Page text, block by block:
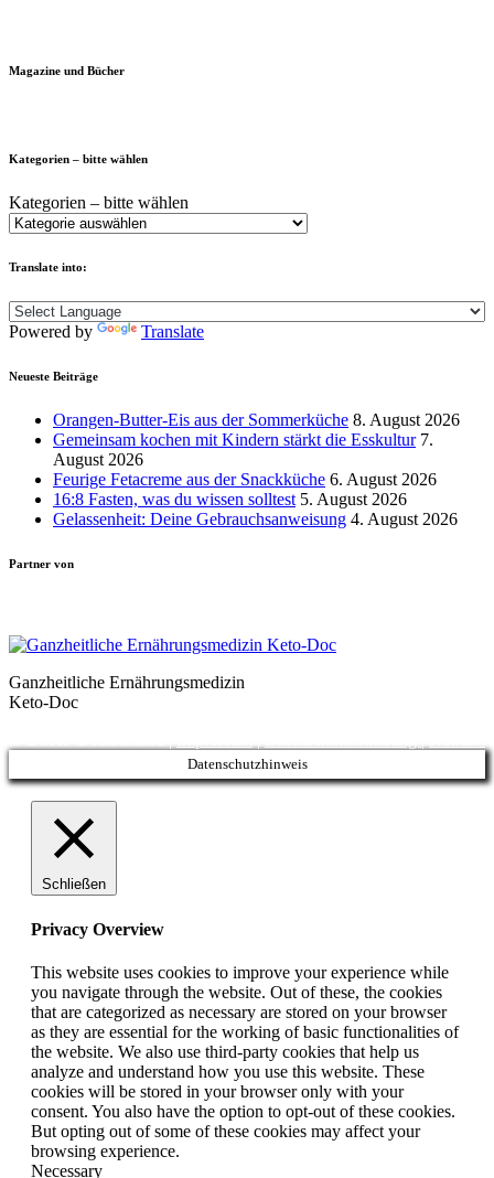
Magazine und Bücher
Kategorien – bitte wählen
Kategorien – bitte wählen
Translate into:
Powered by Translate
Neueste Beiträge
Orangen-Butter-Eis aus der Sommerküche 8. August 2026
Gemeinsam kochen mit Kindern stärkt die Esskultur 7.
August 2026
Feurige Fetacreme aus der Snackküche 6. August 2026
16:8 Fasten, was du wissen solltest 5. August 2026
Gelassenheit: Deine Gebrauchsanweisung 4. August 2026
Partner von
Ganzheitliche Ernährungsmedizin
Keto-Doc
Datenschutzhinweis
Schließen
Privacy Overview
This website uses cookies to improve your experience while
you navigate through the website. Out of these, the cookies
that are categorized as necessary are stored on your browser
as they are essential for the working of basic functionalities of
the website. We also use third-party cookies that help us
analyze and understand how you use this website. These
cookies will be stored in your browser only with your
consent. You also have the option to opt-out of these cookies.
But opting out of some of these cookies may affect your
browsing experience.
Necessary